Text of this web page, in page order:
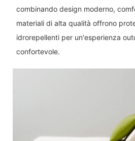
combinando design moderno,
materiali di alta qualità offrono
idrorepellenti per un'esperienza
confortevole.